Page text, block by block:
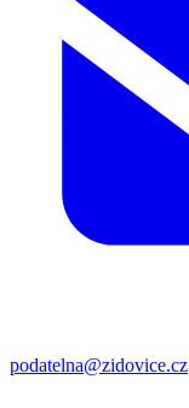
podatelna@zidovice.cz